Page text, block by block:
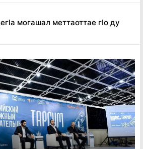
могашал меттаоттае гӏо ду